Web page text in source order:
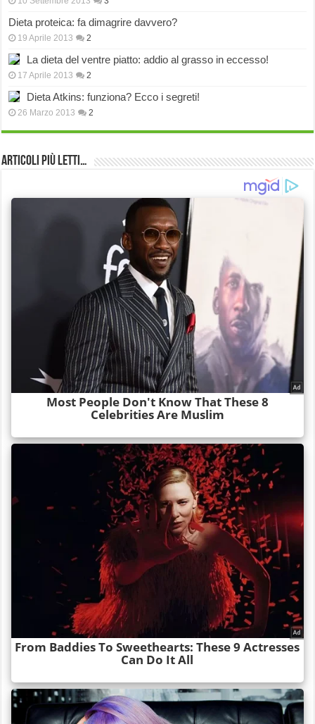
Dieta proteica: fa dimagrire davvero?
19 Aprile 2013 2
La dieta del ventre piatto: addio al grasso in eccesso!
17 Aprile 2013 2
Dieta Atkins: funziona? Ecco i segreti!
26 Marzo 2013 2
Articoli più Letti…